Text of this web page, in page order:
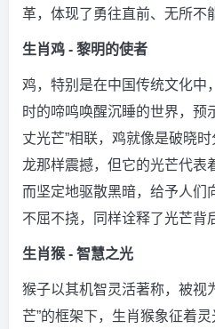
革，体现了勇往直前、无所不
生肖鸡 - 黎明的使者
鸡，特别是在中国传统文化中
时的啼鸣唤醒沉睡的世界，预
丈光芒”相联，鸡就像是破晓
龙那样震撼，但它的光芒代表
而坚定地驱散黑暗，给予人们
不屈不挠，同样诠释了光芒背
生肖猴 - 智慧之光
猴子以其机智灵活著称，被视
芒”的框架下，生肖猴象征着